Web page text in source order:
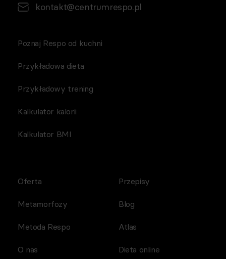
kontakt@centrumrespo.pl
Poznaj Respo od kuchni
Przykładowa dieta
Przykładowy trening
Kalkulator kalorii
Kalkulator BMI
Oferta
Metamorfozy
Metoda Respo
O nas
Przepisy
Blog
Atlas
Dieta online